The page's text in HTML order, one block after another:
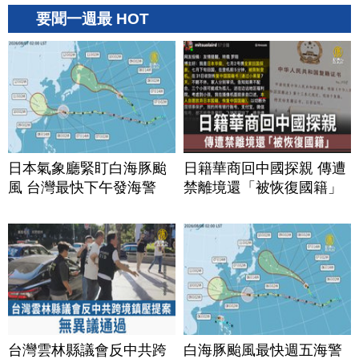
要聞一週最 HOT
日本氣象廳緊盯白海豚颱
風 台灣最快下午發海警
日籍華商回中國探親 傳遭
禁離境還「被恢復國籍」
台灣雲林縣議會反中共跨
白海豚颱風最快週五海警